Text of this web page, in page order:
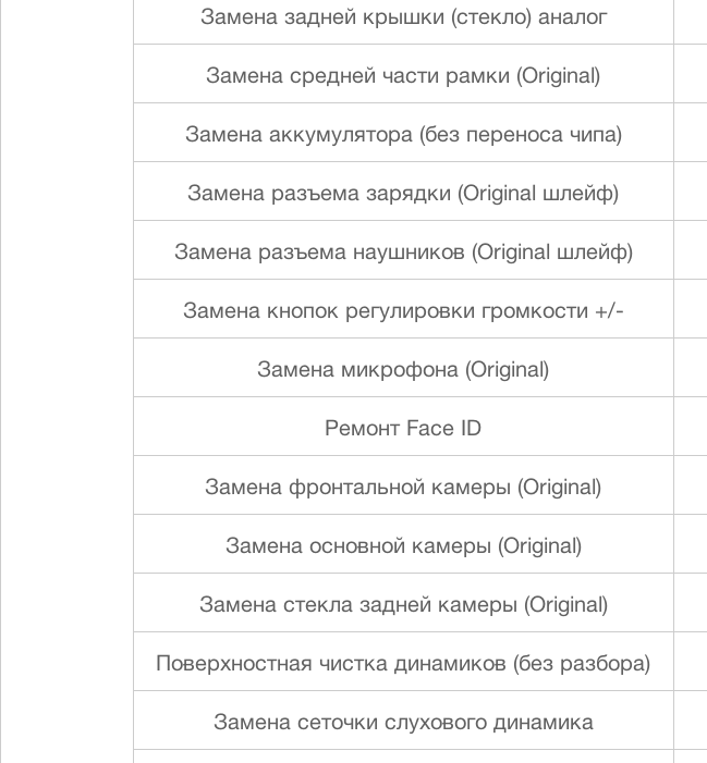
Замена задней крышки (стекло) аналог
Замена средней части рамки (Original)
Замена аккумулятора (без переноса чипа)
Замена разъема зарядки (Original шлейф)
Замена разъема наушников (Original шлейф)
Замена кнопок регулировки громкости +/-
Замена микрофона (Original)
Ремонт Face ID
Замена фронтальной камеры (Original)
Замена основной камеры (Original)
Замена стекла задней камеры (Original)
Поверхностная чистка динамиков (без разбора)
Замена сеточки слухового динамика